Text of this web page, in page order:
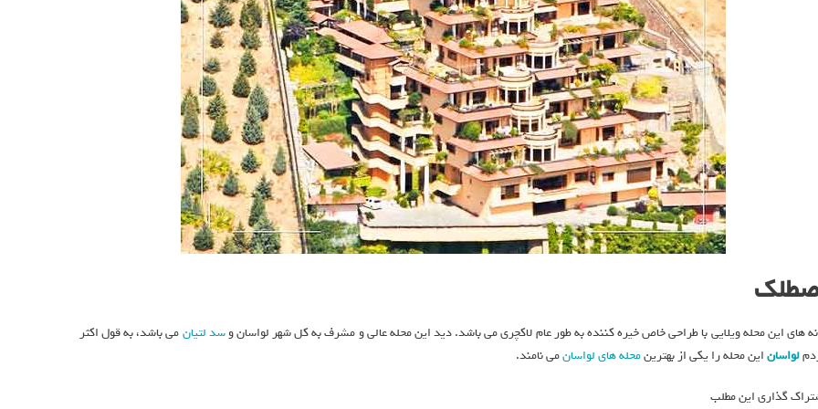
های این محله ویلایی با طراحی خاص خیره کننده به طور عام لاکچری می باشد. دید این محله عالی و مشرف به کل شهر لواسان وسد لتیانمی باشد، به قول اکثر
لواساناین محله را یکی از بهترینمحله های لواسانمی نامند.
گذاری این مطلب